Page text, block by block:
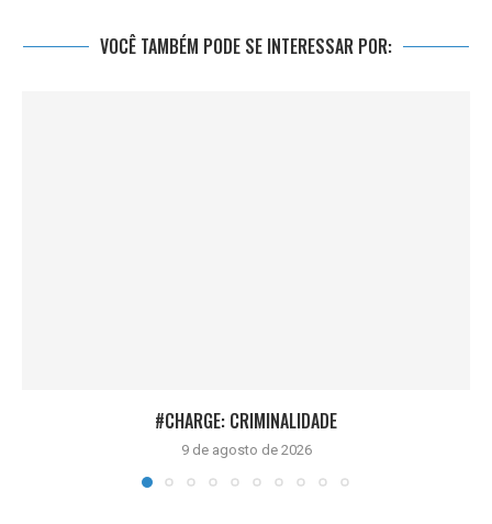
VOCÊ TAMBÉM PODE SE INTERESSAR POR:
#CHARGE: CRIMINALIDADE
9 de agosto de 2026